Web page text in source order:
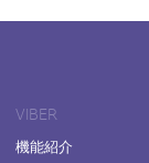
VIBER
機能紹介